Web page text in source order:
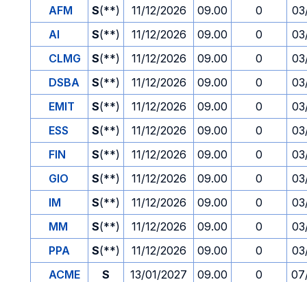
AFM
S(**) 11/12/2026 09.00 0
AI
S(**) 11/12/2026 09.00 0
CLMG
S(**) 11/12/2026 09.00 0
DSBA
S(**) 11/12/2026 09.00 0
EMIT
S(**) 11/12/2026 09.00 0
ESS
S(**) 11/12/2026 09.00 0
FIN
S(**) 11/12/2026 09.00 0
GIO
S(**) 11/12/2026 09.00 0
IM
S(**) 11/12/2026 09.00 0
MM
S(**) 11/12/2026 09.00 0
PPA
S(**) 11/12/2026 09.00 0
ACME
S 13/01/2027 09.00 0